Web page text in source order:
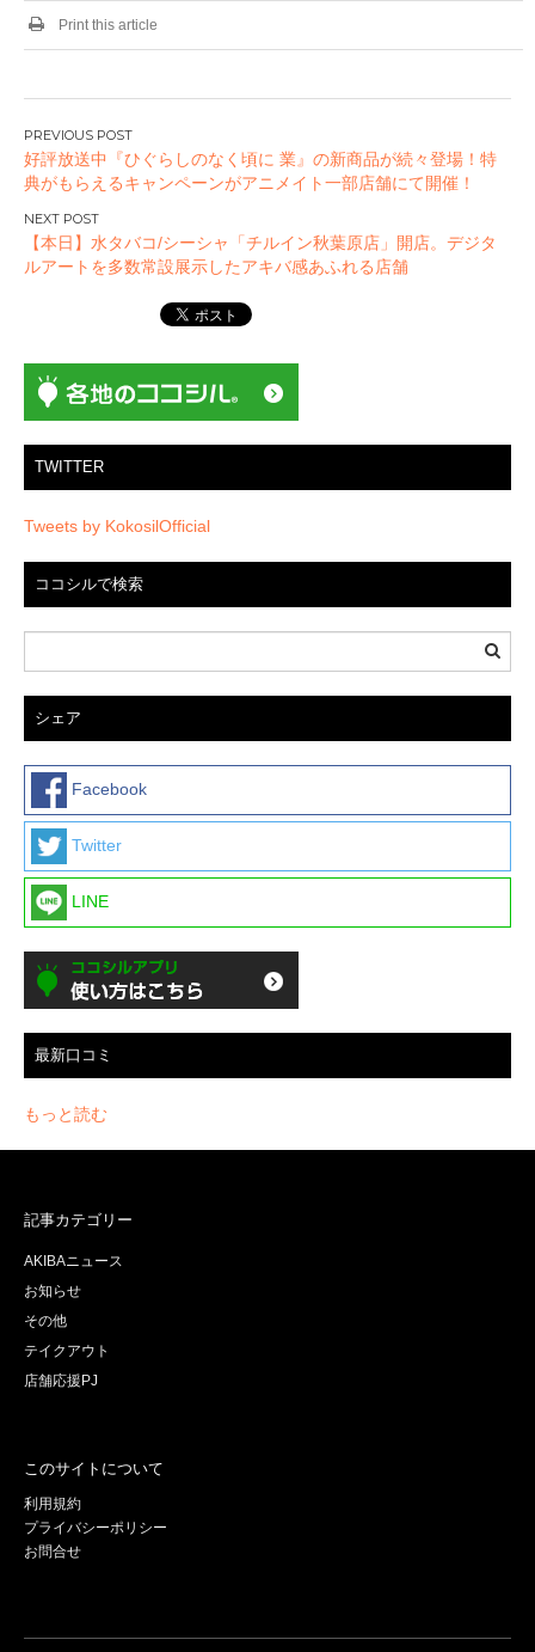
Print this article
投
稿
ナ
ビ
ゲ
ン
好評放送中『ひぐらしのなく頃に 業』の新商品が続々登場！特
典がもらえるキャンペーンがアニメイト一部店舗にて開催！
【本日】水タバコ/シーシャ「チルイン秋葉原店」開店。デジタ
ルアートを多数常設展示したアキバ感あふれる店舗
TWITTER
Tweets by KokosilOfficial
ココシルで検索
シェア
Facebook
Twitter
LINE
最新口コミ
もっと読む
記事カテゴリー
AKIBAニュース
お知らせ
その他
テイクアウト
店舗応援PJ
このサイトについて
利用規約
プライバシーポリシー
お問合せ